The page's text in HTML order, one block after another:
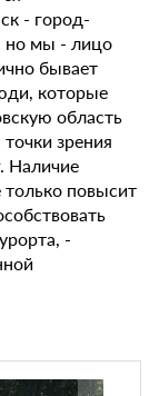
- город-
но мы - лицо
бывает
которые
область
зрения
Наличие
повысит
-